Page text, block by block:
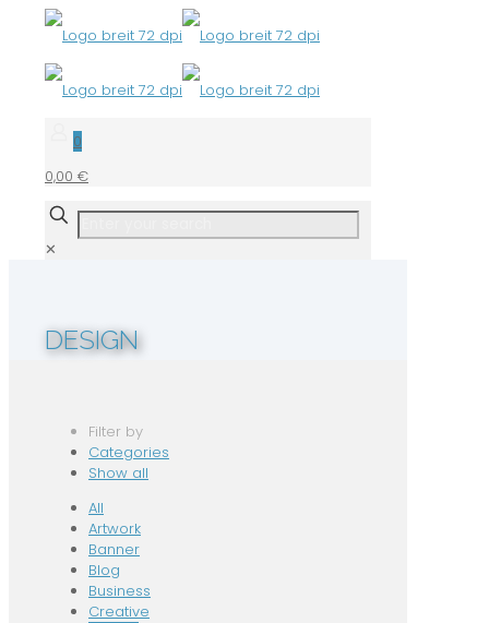
0
0,00 €
✕
DESIGN
Filter by
Categories
Show all
All
Artwork
Banner
Blog
Business
Creative